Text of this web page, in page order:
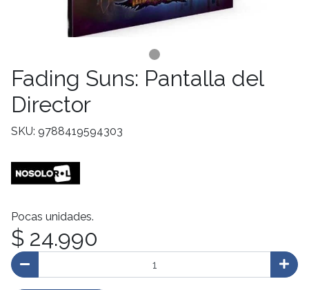
Fading Suns: Pantalla del
Director
SKU: 9788419594303
Pocas unidades.
$ 24.990